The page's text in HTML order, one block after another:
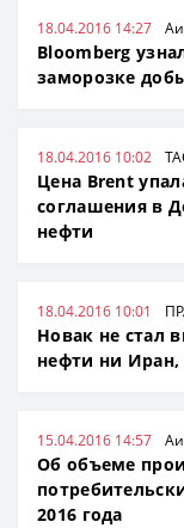
18.04.2016 14:27
Bloomberg
заморозке
18.04.2016 10:02
Цена Brent
соглашения в
нефти
18.04.2016 10:01
Новак не стал
нефти ни
15.04.2016 14:57
Об объеме
2016 года